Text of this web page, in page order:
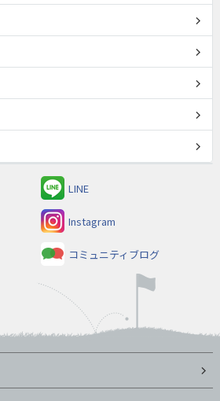
LINE
Instagram
コミュニティブログ